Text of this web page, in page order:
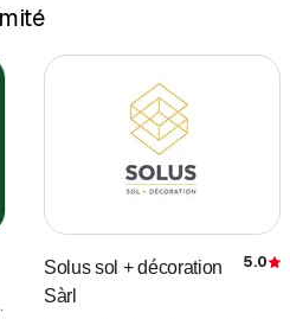
Escaliers, garde-corps
Solus sol + décoration
Sàrl
5.0